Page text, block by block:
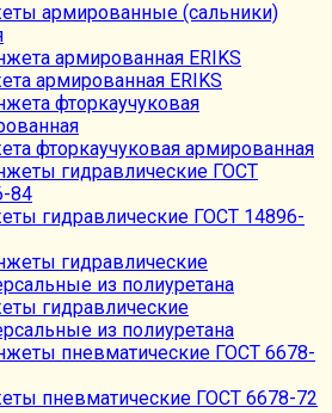
армированные (сальники)
армированная ERIKS
фторкаучуковая армированная
гидравлические ГОСТ 14896-
гидравлические
из полиуретана
пневматические ГОСТ 6678-72